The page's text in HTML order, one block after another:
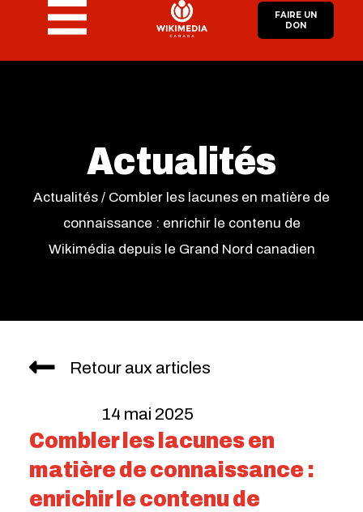
FAIRE UN
DON
Actualités
Actualités / Combler les lacunes en matière de
connaissance : enrichir le contenu de
Wikimédia depuis le Grand Nord canadien
Retour aux articles
14 mai 2025
Combler les lacunes en
matière de connaissance :
enrichir le contenu de